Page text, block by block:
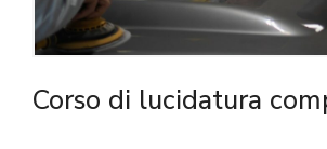
Corso di lucidatura